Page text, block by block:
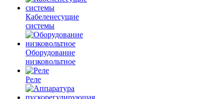
Кабеленесущие
системы
Оборудование
низковольтное
Реле